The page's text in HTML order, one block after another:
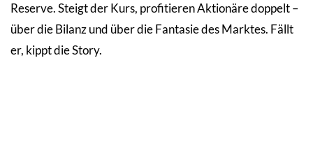
Reserve. Steigt der Kurs, profitieren Aktionäre doppelt –
über die Bilanz und über die Fantasie des Marktes. Fällt
er, kippt die Story.